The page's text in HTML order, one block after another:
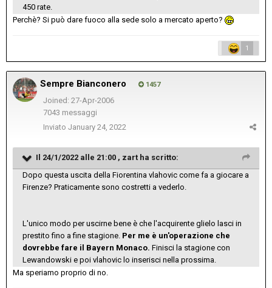
450 rate.
Perchè? Si può dare fuoco alla sede solo a mercato aperto?
1
Sempre Bianconero 1457
Joined: 27-Apr-2006
7043 messaggi
Inviato January 24, 2022
Il 24/1/2022 alle 21:00 , zart ha scritto:
Dopo questa uscita della Fiorentina vlahovic come fa a giocare a
Firenze? Praticamente sono costretti a vederlo.
L'unico modo per uscirne bene è che l'acquirente glielo lasci in
prestito fino a fine stagione. Per me è un'operazione che
dovrebbe fare il Bayern Monaco. Finisci la stagione con
Lewandowski e poi vlahovic lo inserisci nella prossima.
Ma speriamo proprio di no.